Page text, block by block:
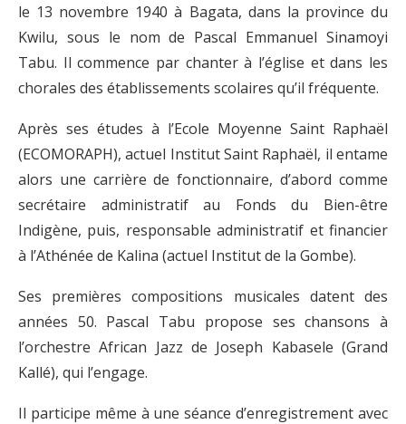
le 13 novembre 1940 à Bagata, dans la province du
Kwilu, sous le nom de Pascal Emmanuel Sinamoyi
Tabu. Il commence par chanter à l’église et dans les
chorales des établissements scolaires qu’il fréquente.
Après ses études à l’Ecole Moyenne Saint Raphaël
(ECOMORAPH), actuel Institut Saint Raphaël, il entame
alors une carrière de fonctionnaire, d’abord comme
secrétaire administratif au Fonds du Bien-être
Indigène, puis, responsable administratif et financier
à l’Athénée de Kalina (actuel Institut de la Gombe).
Ses premières compositions musicales datent des
années 50. Pascal Tabu propose ses chansons à
l’orchestre African Jazz de Joseph Kabasele (Grand
Kallé), qui l’engage.
Il participe même à une séance d’enregistrement avec